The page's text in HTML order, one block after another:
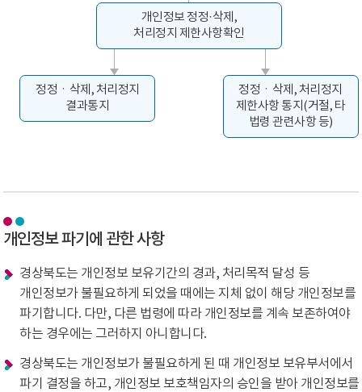
개인정보 정정·삭제,
처리정지 제한사항확인
정정ㆍ삭제, 처리정지
결과통지
정정ㆍ삭제, 처리정지
제한사항 통지(거절, 타
법령 관련사항 등)
개인정보 파기에 관한 사항
경상북도는 개인정보 보유기간의 경과, 처리목적 달성 등
개인정보가 불필요하게 되었을 때에는 지체 없이 해당 개인정보를
파기합니다. 다만, 다른 법령에 따라 개인정보를 계속 보존하여야
하는 경우에는 그러하지 아니합니다.
경상북도는 개인정보가 불필요하게 된 때 개인정보 보유부서에서
파기 결정을 하고, 개인정보 보호책임자의 승인을 받아 개인정보를